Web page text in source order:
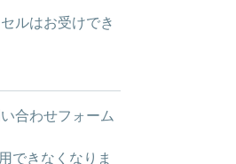
ルはお受けでき
合わせフォーム
できなくなりま